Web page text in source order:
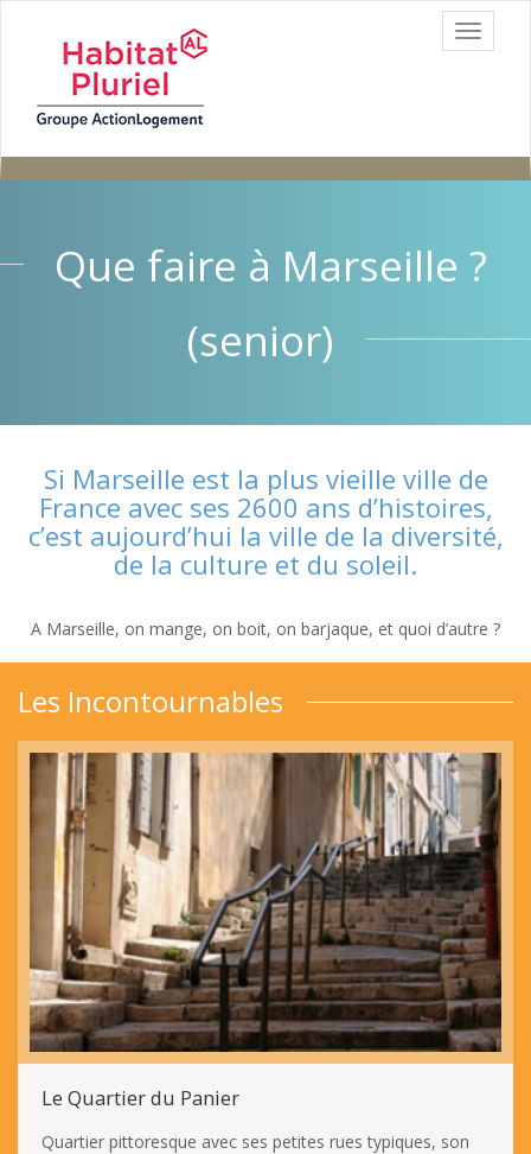
T
o
g
a
Que faire à Marseille ?
(senior)
Si Marseille est la plus vieille ville de
France avec ses 2600 ans d’histoires,
c’est aujourd’hui la ville de la diversité,
de la culture et du soleil.
A Marseille, on mange, on boit, on barjaque, et quoi d’autre ?
Les Incontournables
Le Quartier du Panier
Quartier pittoresque avec ses petites rues typiques, son